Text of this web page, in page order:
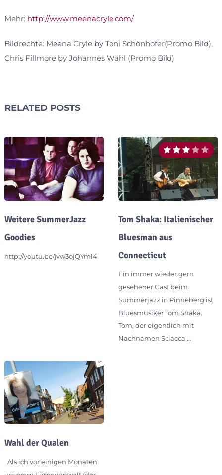
Mehr: http://www.meenacryle.com/
Bildrechte: Meena Cryle by Toni Schönhofer(Promo Bild),
Chris Fillmore by Johannes Wahl (Promo Bild)
RELATED POSTS
Weitere SummerJazz
Goodies
http://youtu.be/jvw3ojQYml4
Tom Shaka: Italienischer
Bluesman aus
Connecticut
Ein immer wieder gern
gesehener Gast beim
Summerjazz in Pinneberg ist
Bluesmusiker Tom Shaka.
Tom, der eigentlich mit
Nachnamen Sciacca …
Wahl der Qualen
Als ich vor einigen Monaten